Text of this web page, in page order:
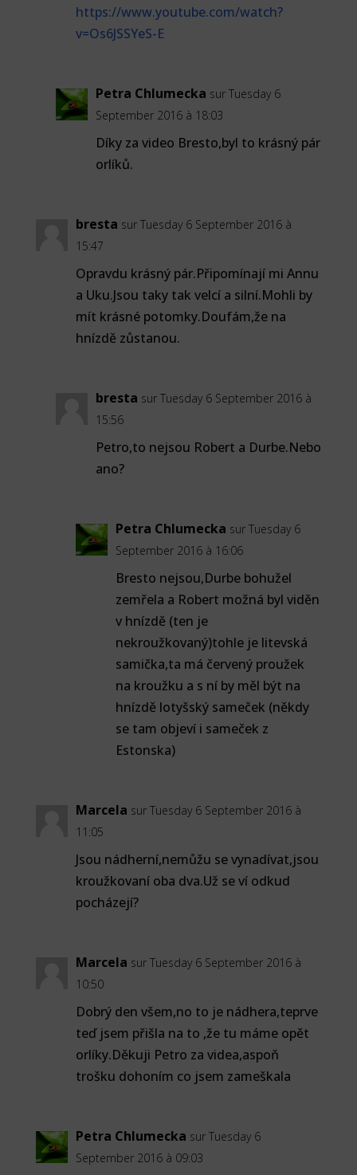
https://www.youtube.com/watch?
v=Os6JSSYeS-E
Petra Chlumecka sur Tuesday 6
September 2016 à 18:03
Díky za video Bresto,byl to krásný pár
orlíků.
bresta sur Tuesday 6 September 2016 à
15:47
Opravdu krásný pár.Připomínají mi Annu
a Uku.Jsou taky tak velcí a silní.Mohli by
mít krásné potomky.Doufám,že na
hnízdě zůstanou.
bresta sur Tuesday 6 September 2016 à
15:56
Petro,to nejsou Robert a Durbe.Nebo
ano?
Petra Chlumecka sur Tuesday 6
September 2016 à 16:06
Bresto nejsou,Durbe bohužel
zemřela a Robert možná byl viděn
v hnízdě (ten je
nekroužkovaný)tohle je litevská
samička,ta má červený proužek
na kroužku a s ní by měl být na
hnízdě lotyšský sameček (někdy
se tam objeví i sameček z
Estonska)
Marcela sur Tuesday 6 September 2016 à
11:05
Jsou nádherní,nemůžu se vynadívat,jsou
kroužkovaní oba dva.Už se ví odkud
pocházejí?
Marcela sur Tuesday 6 September 2016 à
10:50
Dobrý den všem,no to je nádhera,teprve
teď jsem přišla na to ,že tu máme opět
orlíky.Děkuji Petro za videa,aspoň
trošku dohoním co jsem zameškala
Petra Chlumecka sur Tuesday 6
September 2016 à 09:03